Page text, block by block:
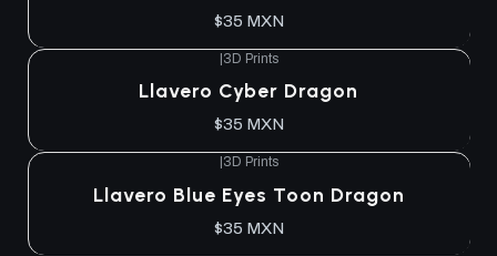
$35 MXN
3D Prints
Llavero Cyber Dragon
$35 MXN
3D Prints
Llavero Blue Eyes Toon Dragon
$35 MXN